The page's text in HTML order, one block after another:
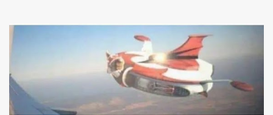
Vaccino come: l' Amaro del Capo, era "spettacolare Ghiacciato, ma
andava bene anche, a Temperatura Ambiente"! Riproponiamo
l'articolo per NON Dimenticare!